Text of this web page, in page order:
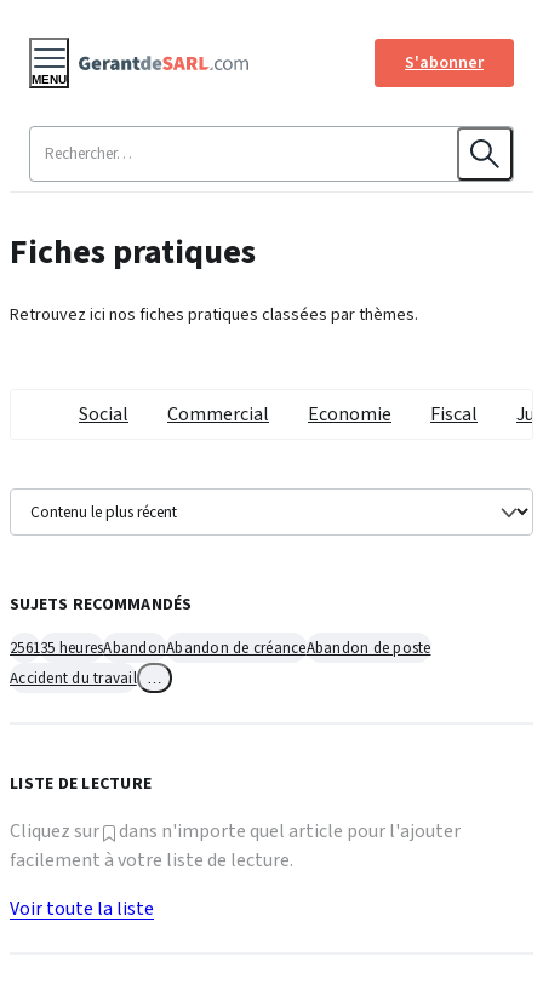
S'abonner
MENU
Fiches pratiques
Retrouvez ici nos fiches pratiques classées par thèmes.
Social Commercial Economie Fiscal
SUJETS RECOMMANDÉS
256135 heuresAbandonAbandon de créanceAbandon de poste
Accident du travail
LISTE DE LECTURE
Cliquez sur
dans n'importe quel article pour l'ajouter
facilement à votre liste de lecture.
Voir toute la liste